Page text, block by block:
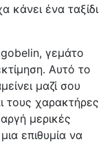
κάνει ένα ταξίδι
γεμάτο
Αυτό το
μαζί σου
τους χαρακτήρες
μερικές
επιθυμία να